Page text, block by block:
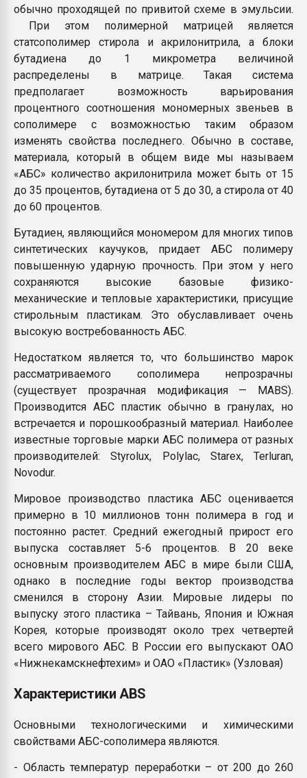
обычно проходящей по привитой схеме в эмульсии.
При этом полимерной матрицей является
статсополимер стирола и акрилонитрила, а блоки
бутадиена до 1 микрометра величиной
распределены в матрице. Такая система
предполагает возможность варьирования
процентного соотношения мономерных звеньев в
сополимере с возможностью таким образом
изменять свойства последнего. Обычно в составе,
материала, который в общем виде мы называем
«АБС» количество акрилонитрила может быть от 15
до 35 процентов, бутадиена от 5 до 30, а стирола от 40
до 60 процентов.
Бутадиен, являющийся мономером для многих типов
синтетических каучуков, придает АБС полимеру
повышенную ударную прочность. При этом у него
сохраняются высокие базовые физико-
механические и тепловые характеристики, присущие
стирольным пластикам. Это обуславливает очень
высокую востребованность АБС.
Недостатком является то, что большинство марок
рассматриваемого сополимера непрозрачны
(существует прозрачная модификация — MABS).
Производится АБС пластик обычно в гранулах, но
встречается и порошкообразный материал. Наиболее
известные торговые марки АБС полимера от разных
производителей: Styrolux, Polylac, Starex, Terluran,
Novodur.
Мировое производство пластика АБС оценивается
примерно в 10 миллионов тонн полимера в год и
постоянно растет. Средний ежегодный прирост его
выпуска составляет 5-6 процентов. В 20 веке
основным производителем АБС в мире были США,
однако в последние годы вектор производства
сменился в сторону Азии. Мировые лидеры по
выпуску этого пластика – Тайвань, Япония и Южная
Корея, которые производят около трех четвертей
всего мирового АБС. В России его выпускают ОАО
«Нижнекамскнефтехим» и ОАО «Пластик» (Узловая)
Характеристики ABS
Основными технологическими и химическими
свойствами АБС-сополимера являются.
- Область температур переработки – от 200 до 260